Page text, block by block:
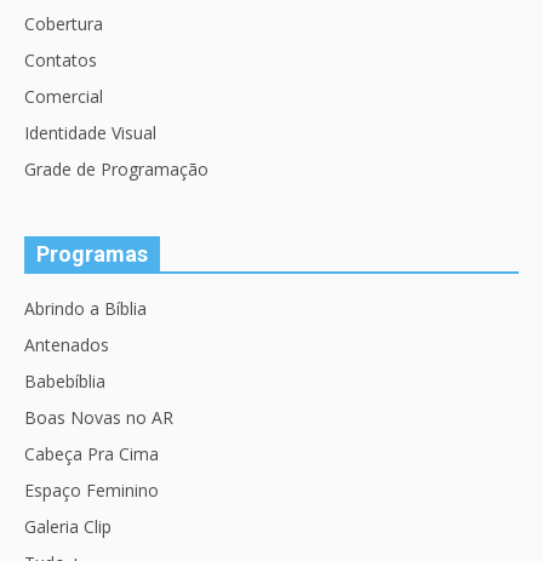
Cobertura
Contatos
Comercial
Identidade Visual
Grade de Programação
Programas
Abrindo a Bíblia
Antenados
Babebíblia
Boas Novas no AR
Cabeça Pra Cima
Espaço Feminino
Galeria Clip